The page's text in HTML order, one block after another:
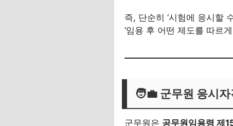
즉, 단순히 ‘시험에 응시할
‘임용 후 어떤 제도를 따르
🧑‍💼 군무원 응시
군무원은 공무원임용령 제